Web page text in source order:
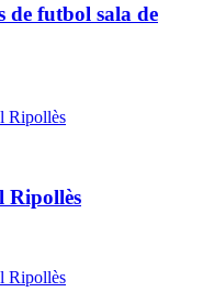
de futbol sala de
Ripollès